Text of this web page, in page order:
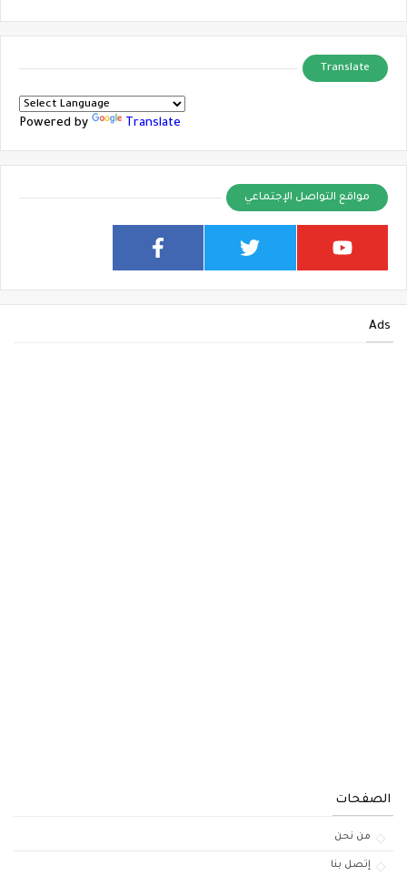
Translate
Powered by Translate
مواقع التواصل الإجتماعي
Ads
الصفحات
من نحن
إتصل بنا